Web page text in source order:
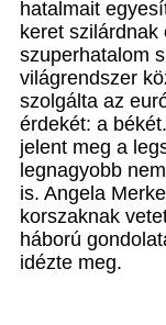
hatalmait
keret
szuperhatalom
világrendszer
szolgálta az
érdekét: a
jelent meg a
legnagyobb
is. Angela
korszaknak
háború
idézte meg.